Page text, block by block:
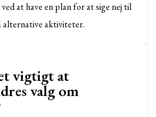
at have en plan for at sige nej til
alternative aktiviteter.
vigtigt at
valg om